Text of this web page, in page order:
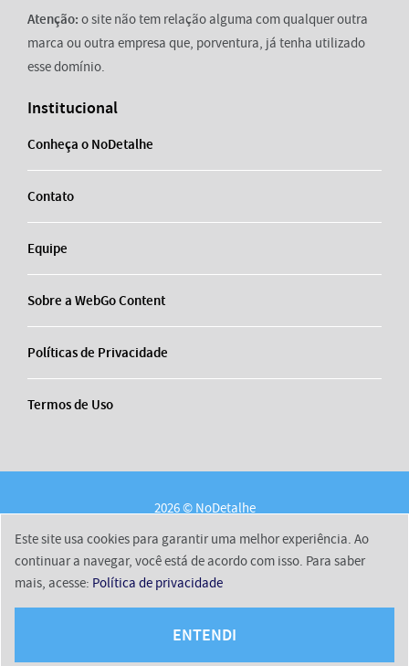
Atenção: o site não tem relação alguma com qualquer outra
marca ou outra empresa que, porventura, já tenha utilizado
esse domínio.
Institucional
Conheça o NoDetalhe
Contato
Equipe
Sobre a WebGo Content
Políticas de Privacidade
Termos de Uso
2026 © NoDetalhe
Sobre a WebGo Content
Políticas de Privacidade
Termos de Uso
Este site usa cookies para garantir uma melhor experiência. Ao
continuar a navegar, você está de acordo com isso. Para saber
mais, acesse: Política de privacidade
ENTENDI